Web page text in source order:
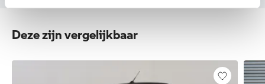
Deze zijn vergelijkbaar